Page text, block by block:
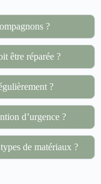
?
être réparée ?
?
d’urgence ?
de matériaux ?